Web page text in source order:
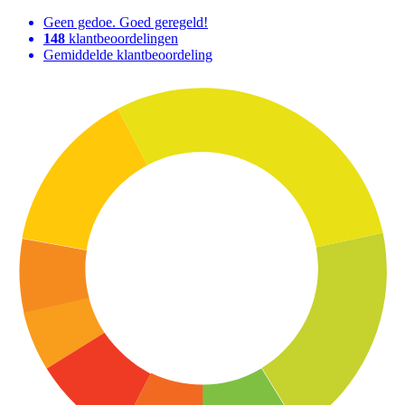
Geen gedoe. Goed geregeld!
148 klantbeoordelingen
Gemiddelde klantbeoordeling